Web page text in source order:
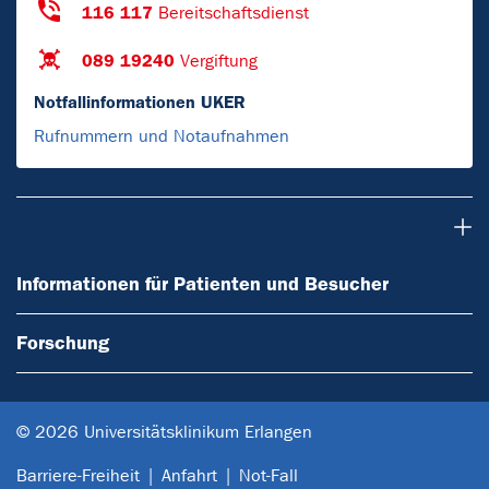
116 117 Bereitschaftsdienst
089 19240 Vergiftung
Notfallinformationen UKER
Rufnummern und Notaufnahmen
Informationen für Patienten und Besucher
Forschung
© 2026 Universitätsklinikum Erlangen
Barriere-Freiheit Anfahrt Not-Fall